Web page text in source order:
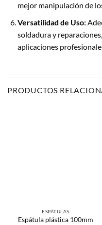
mejor manipulación de
Versatilidad de Uso:
soldadura y
aplicaciones
PRODUCTOS
ESPÁTULAS
Espátula plástica 100mm